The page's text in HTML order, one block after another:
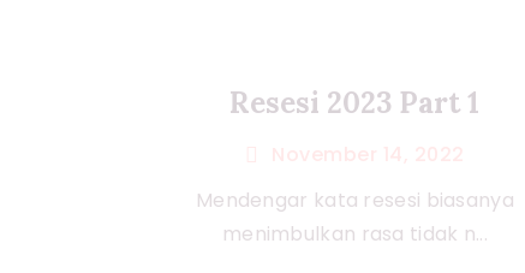
Resesi 2023 Part 1
Mendengar kata resesi biasanya
menimbulkan rasa tidak n...